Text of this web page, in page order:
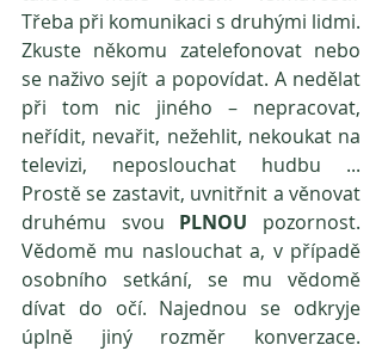
Třeba při komunikaci s druhými lidmi.
Zkuste někomu zatelefonovat nebo
se naživo sejít a popovídat. A nedělat
při tom nic jiného – nepracovat,
neřídit, nevařit, nežehlit, nekoukat na
televizi, neposlouchat hudbu ...
Prostě se zastavit, uvnitřnit a věnovat
druhému svou PLNOU pozornost.
Vědomě mu naslouchat a, v případě
osobního setkání, se mu vědomě
dívat do očí. Najednou se odkryje
úplně jiný rozměr konverzace.